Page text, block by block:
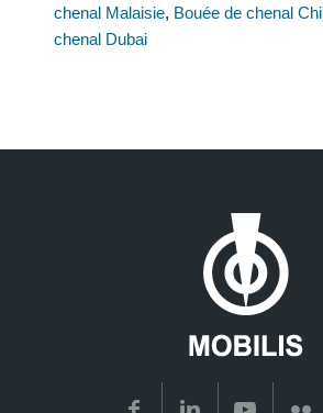
chenal Malaisie, Bouée de chenal
chenal Dubai